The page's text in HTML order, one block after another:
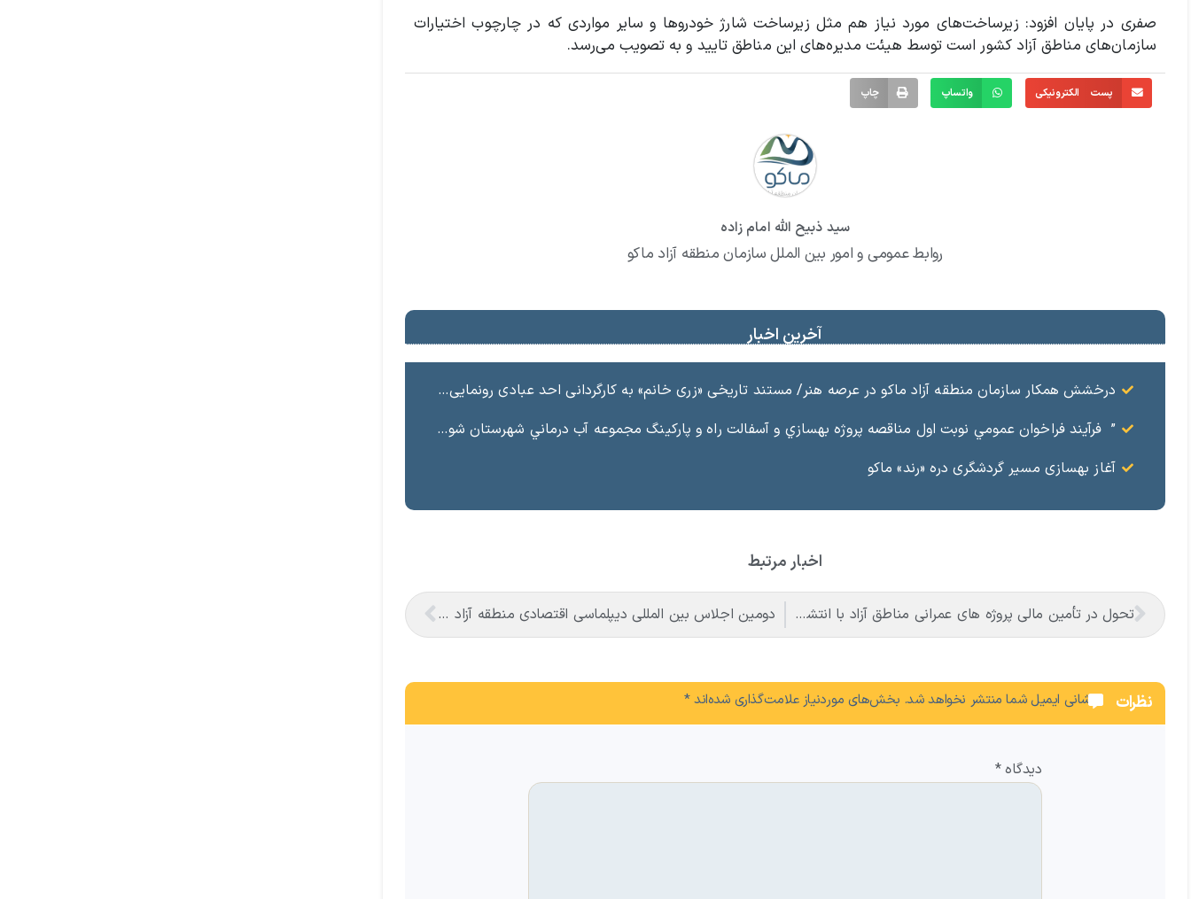
صفری در پایان افزود: زیرساخت‌های مورد نیاز هم مثل زیرساخت شارژ خودروها و سایر مواردی که در چارچوب اختیارات
سازمان‌های مناطق آزاد کشور است توسط هیئت مدیره‌های این مناطق تایید و به تصویب می‌رسد.
پست الکترونیکی واتساپ چاپ
سید ذبیح الله امام زاده
روابط عمومی و امور بین الملل سازمان منطقه آزاد ماکو
آخرین اخبار
درخشش همکار سازمان منطقه آزاد ماکو در عرصه هنر/ مستند تاریخی «زری خانم» به کارگردانی احد عبادی رونمایی شد
” فرآيند فراخوان عمومي نوبت اول مناقصه پروژه بهسازي و آسفالت راه و پاركينگ مجموعه آب درماني شهرستان شوط منطقه آزاد ماكو “
آغاز بهسازی مسیر گردشگری دره «رند» ماکو
اخبار مرتبط
تحول در تأمین مالی پروژه های عمرانی مناطق آزاد با انتشار اوراق در بازار سرمایه دومین اجلاس بین المللی دیپلماسی اقتصادی منطقه آزاد تجاری – صنعتی ماکو
نظرات نشانی ایمیل شما منتشر نخواهد شد. بخش‌های موردنیاز علامت‌گذاری شده‌اند*
دیدگاه*